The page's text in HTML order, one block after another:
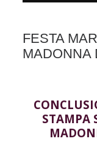
FESTA
MADONNA
STAMPA